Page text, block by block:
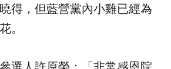
得，但藍營黨內小雞已經為
。